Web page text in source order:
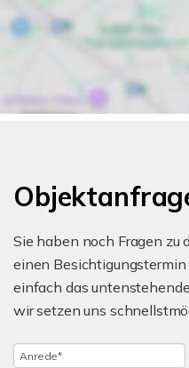
Sie haben noch Fragen zu
einen
einfach das
wir setzen uns